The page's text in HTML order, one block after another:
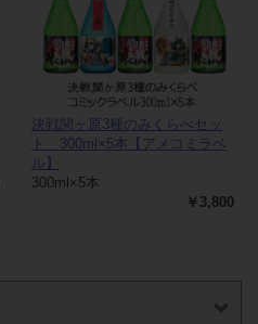
決戦関ヶ原3種のみくらべセッ
ト 300ml×5本【アメコミラベ
ル】
300ml×5本
￥3,800